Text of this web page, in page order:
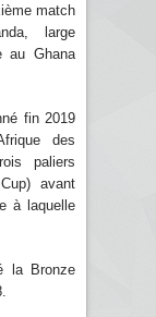
match
large
au Ghana
fin 2019
des
paliers
avant
à laquelle
la Bronze